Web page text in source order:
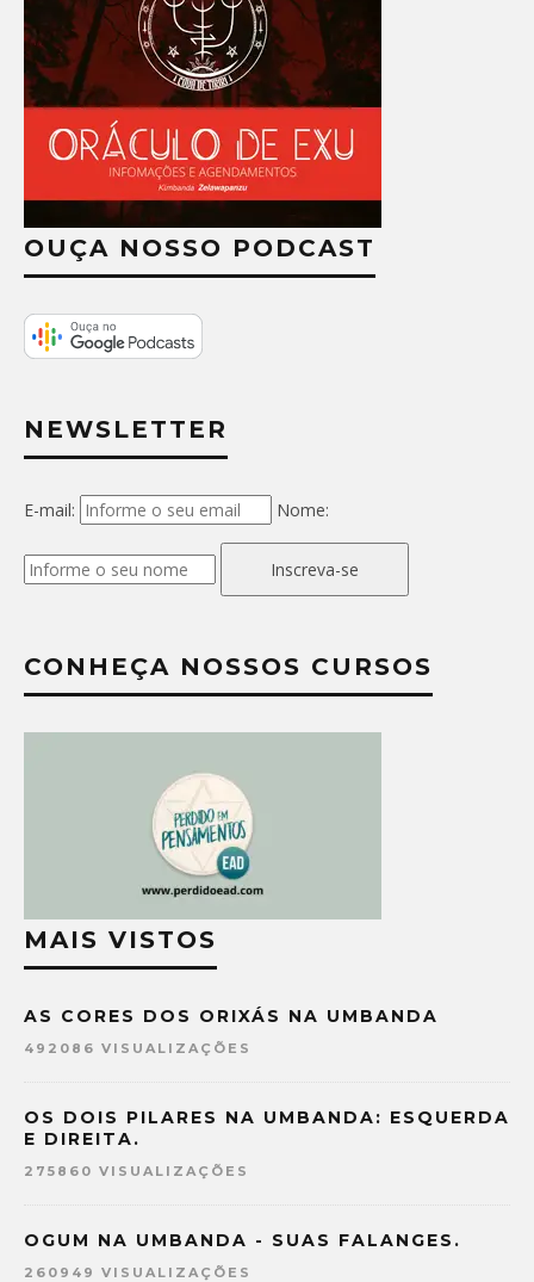
OUÇA NOSSO PODCAST
NEWSLETTER
E-mail: Nome:
Inscreva-se
CONHEÇA NOSSOS CURSOS
MAIS VISTOS
AS CORES DOS ORIXÁS NA UMBANDA
492086 VISUALIZAÇÕES
OS DOIS PILARES NA UMBANDA: ESQUERDA
E DIREITA.
275860 VISUALIZAÇÕES
OGUM NA UMBANDA - SUAS FALANGES.
260949 VISUALIZAÇÕES